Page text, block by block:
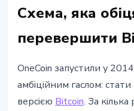
Схема, яка
перевершити
OneCoin запустили у 2014
амбіційним гаслом:
версією Bitcoin. За кілька